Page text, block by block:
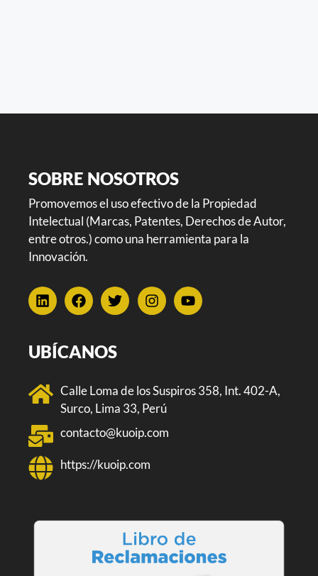
SOBRE NOSOTROS
Promovemos el uso efectivo de la Propiedad
Intelectual (Marcas, Patentes, Derechos de Autor,
entre otros.) como una herramienta para la
Innovación.
UBÍCANOS
Calle Loma de los Suspiros 358, Int. 402-A,
Surco, Lima 33, Perú
contacto@kuoip.com
https://kuoip.com